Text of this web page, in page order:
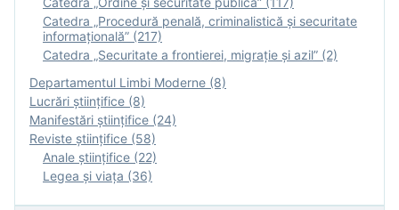
Catedra „Procedură penală, criminalistică și securitate
informațională” (217)
Catedra „Securitate a frontierei, migrație și azil” (2)
Departamentul Limbi Moderne (8)
Lucrări științifice (8)
Manifestări ştiinţifice (24)
Reviste ştiinţifice (58)
Anale ştiinţifice (22)
Legea şi viaţa (36)